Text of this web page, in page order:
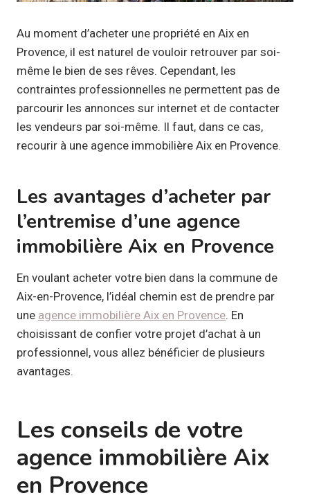
Au moment d’acheter une propriété en Aix en
Provence, il est naturel de vouloir retrouver par soi-
même le bien de ses rêves. Cependant, les
contraintes professionnelles ne permettent pas de
parcourir les annonces sur internet et de contacter
les vendeurs par soi-même. Il faut, dans ce cas,
recourir à une agence immobilière Aix en Provence.
Les avantages d’acheter par
l’entremise d’une agence
immobilière Aix en Provence
En voulant acheter votre bien dans la commune de
Aix-en-Provence, l’idéal chemin est de prendre par
une agence immobilière Aix en Provence. En
choisissant de confier votre projet d’achat à un
professionnel, vous allez bénéficier de plusieurs
avantages.
Les conseils de votre
agence immobilière Aix
en Provence